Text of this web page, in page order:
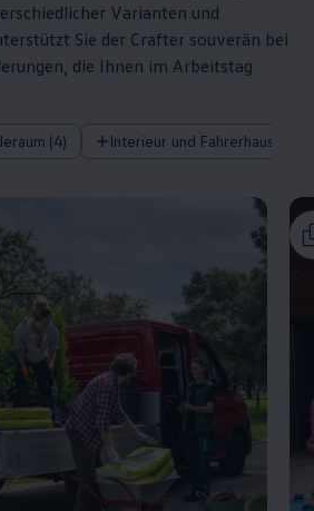
Varianten und
Sie der Crafter souverän bei
die Ihnen im Arbeitstag
(4) Interieur und Fahrerhaus (3)